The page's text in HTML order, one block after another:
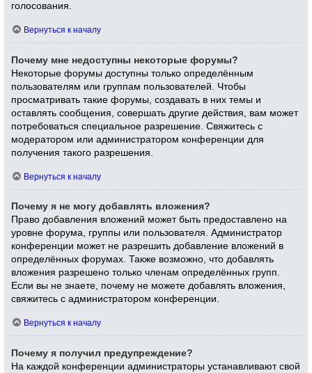
голосования.
Вернуться к началу
Почему мне недоступны некоторые форумы?
Некоторые форумы доступны только определённым
пользователям или группам пользователей. Чтобы
просматривать такие форумы, создавать в них темы и
оставлять сообщения, совершать другие действия, вам может
потребоваться специальное разрешение. Свяжитесь с
модератором или администратором конференции для
получения такого разрешения.
Вернуться к началу
Почему я не могу добавлять вложения?
Право добавления вложений может быть предоставлено на
уровне форума, группы или пользователя. Администратор
конференции может не разрешить добавление вложений в
определённых форумах. Также возможно, что добавлять
вложения разрешено только членам определённых групп.
Если вы не знаете, почему не можете добавлять вложения,
свяжитесь с администратором конференции.
Вернуться к началу
Почему я получил предупреждение?
На каждой конференции администраторы устанавливают свой